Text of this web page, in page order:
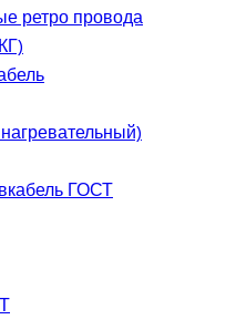
ретро провода
ГОСТ